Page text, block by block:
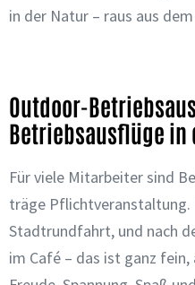
in der Natur – raus aus
Outdoor-
Betriebsausflüge in
Für viele Mitarbeiter sind
träge Pflichtveranstaltung.
Stadtrundfahrt, und nach
im Café – das ist ganz